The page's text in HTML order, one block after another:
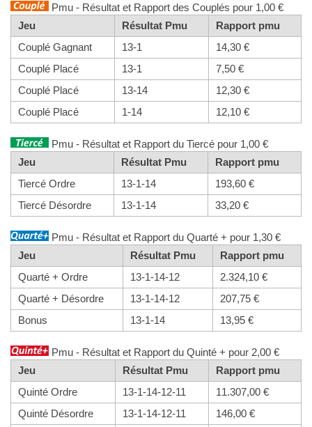
Pmu - Résultat et Rapport des Couplés pour 1,00 €
Jeu
Résultat Pmu
Rapport pmu
Couplé Gagnant
13-1
14,30 €
Couplé Placé
13-1
7,50 €
Couplé Placé
13-14
12,30 €
Couplé Placé
1-14 12,10 €
Pmu - Résultat et Rapport du Tiercé pour 1,00 €
Jeu
Résultat Pmu
Rapport pmu
Tiercé Ordre
13-1-14
193,60 €
Tiercé Désordre
13-1-14 33,20 €
Pmu - Résultat et Rapport du Quarté + pour 1,30 €
Jeu
Résultat Pmu
Rapport pmu
Quarté + Ordre
13-1-14-12
2.324,10 €
Quarté + Désordre
13-1-14-12
207,75 €
Bonus
13-1-14 13,95 €
Pmu - Résultat et Rapport du Quinté + pour 2,00 €
Jeu
Résultat Pmu
Rapport pmu
Quinté Ordre
13-1-14-12-11
11.307,00 €
Quinté Désordre
13-1-14-12-11
146,00 €